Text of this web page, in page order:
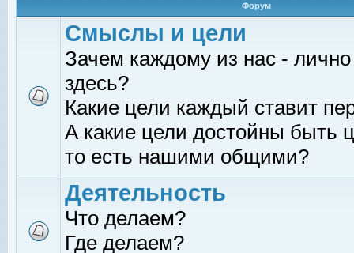
Форум
Смыслы и цели
Зачем каждому из нас -
здесь?
Какие цели каждый ставит
А какие цели достойны быть
то есть нашими общими?
Деятельность
Что делаем?
Где делаем?